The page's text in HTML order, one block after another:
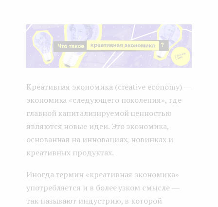
Креативная экономика (creative economy) ―
экономика «следующего поколения», где
главной капитализируемой ценностью
являются новые идеи. Это экономика,
основанная на инновациях, новинках и
креативных продуктах.
Иногда термин «креативная экономика»
употребляется и в более узком смысле ―
так называют индустрию, в которой